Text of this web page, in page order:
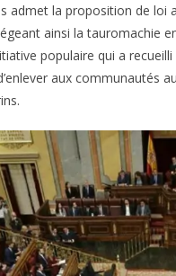
admet la proposition de loi
ainsi la tauromachie
populaire qui a
aux communautés